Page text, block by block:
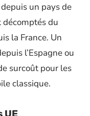
un pays de
décomptés du
la France. Un
l’Espagne ou
surcoût pour les
classique.
UE